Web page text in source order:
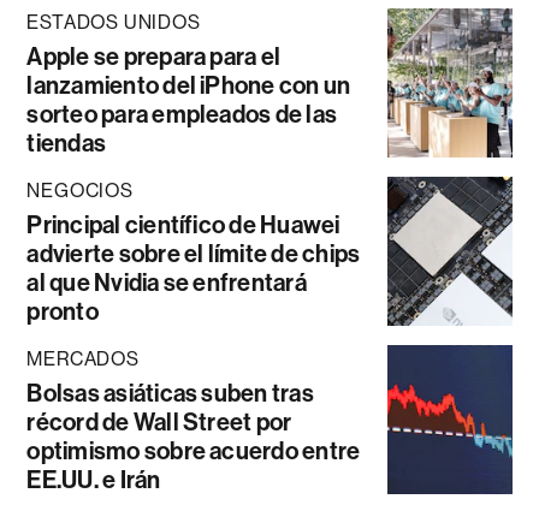
ESTADOS UNIDOS
Apple se prepara para el
lanzamiento del iPhone con un
sorteo para empleados de las
tiendas
NEGOCIOS
Principal científico de Huawei
advierte sobre el límite de chips
al que Nvidia se enfrentará
pronto
MERCADOS
Bolsas asiáticas suben tras
récord de Wall Street por
optimismo sobre acuerdo entre
EE.UU. e Irán